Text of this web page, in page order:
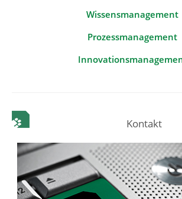
Wissensmanagement
Prozessmanagement
Kontakt